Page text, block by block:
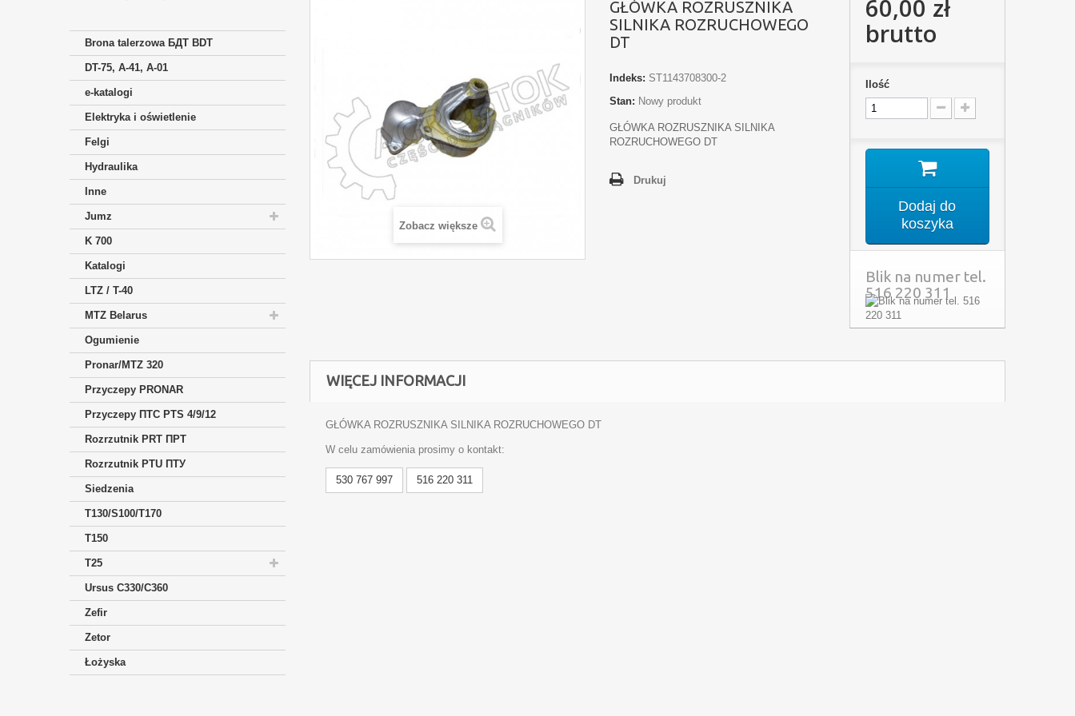
Brona talerzowa БДТ BDT
DT-75, A-41, A-01
e-katalogi
Elektryka i oświetlenie
Felgi
Hydraulika
Inne
Jumz
K 700
Katalogi
LTZ / T-40
MTZ Belarus
Ogumienie
Pronar/MTZ 320
Przyczepy PRONAR
Przyczepy ПTC PTS 4/9/12
Rozrzutnik PRT ПРТ
Rozrzutnik PTU ПТУ
Siedzenia
T130/S100/T170
T150
T25
Ursus C330/C360
Zefir
Zetor
Łożyska
Zobacz większe
GŁÓWKA ROZRUSZNIKA
SILNIKA ROZRUCHOWEGO
DT
Indeks: ST1143708300-2
Stan: Nowy produkt
GŁÓWKA ROZRUSZNIKA SILNIKA
ROZRUCHOWEGO DT
Drukuj
60,00 zł
brutto
Ilość
Dodaj do
koszyka
Blik na numer tel.
516 220 311
WIĘCEJ INFORMACJI
GŁÓWKA ROZRUSZNIKA SILNIKA ROZRUCHOWEGO DT
W celu zamówienia prosimy o kontakt:
530 767 997 516 220 311